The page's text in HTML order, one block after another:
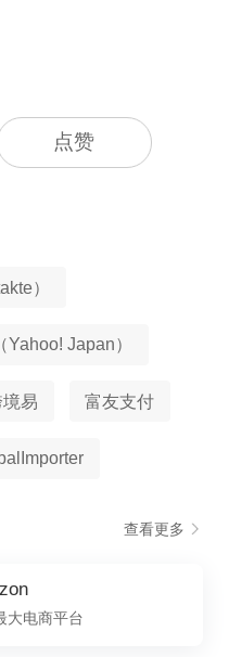
点赞
）
Yahoo! Japan）
境易 富友支付
查看更多
大电商平台